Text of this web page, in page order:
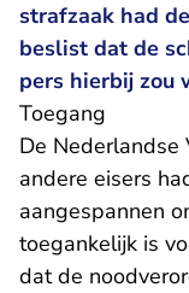
strafzaak had
beslist dat de
pers hierbij zou
Toegang
De Nederlandse
andere eisers
aangespannen
toegankelijk is
dat de